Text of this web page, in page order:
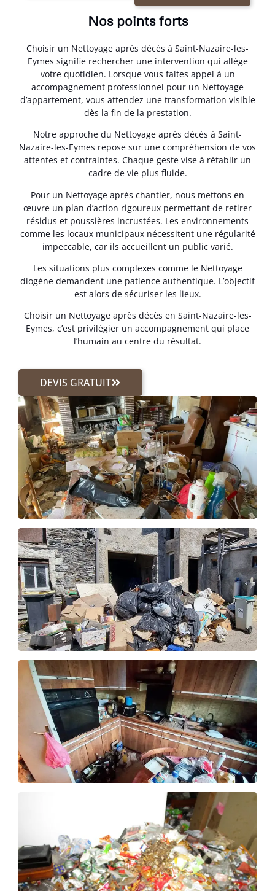
Nos points forts
Choisir un Nettoyage après décès à Saint-Nazaire-les-
Eymes signifie rechercher une intervention qui allège
votre quotidien. Lorsque vous faites appel à un
accompagnement professionnel pour un Nettoyage
d’appartement, vous attendez une transformation visible
dès la fin de la prestation.
Notre approche du Nettoyage après décès à Saint-
Nazaire-les-Eymes repose sur une compréhension de vos
attentes et contraintes. Chaque geste vise à rétablir un
cadre de vie plus fluide.
Pour un Nettoyage après chantier, nous mettons en
œuvre un plan d’action rigoureux permettant de retirer
résidus et poussières incrustées. Les environnements
comme les locaux municipaux nécessitent une régularité
impeccable, car ils accueillent un public varié.
Les situations plus complexes comme le Nettoyage
diogène demandent une patience authentique. L’objectif
est alors de sécuriser les lieux.
Choisir un Nettoyage après décès en Saint-Nazaire-les-
Eymes, c’est privilégier un accompagnement qui place
l’humain au centre du résultat.
DEVIS GRATUIT